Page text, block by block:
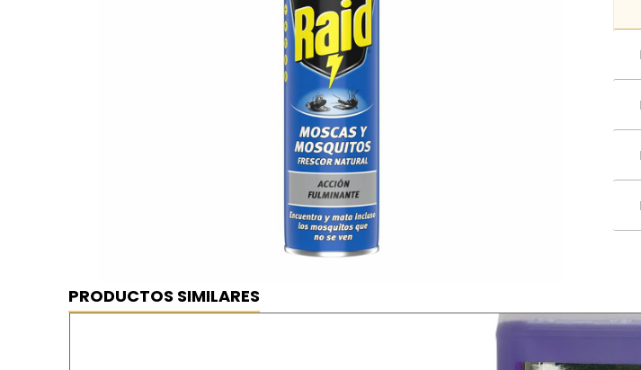
Raid insecticida aerosol moscas y mosquitos frescor natural 400
⦿ MEJOR PRECIO GARANTIZADO ⦿ ENVÍO GRATIS
PRODUCTOS SIMILARES